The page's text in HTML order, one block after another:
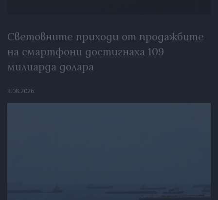
Световните приходи от продажбите
на смартфони достигнаха 109
милиарда долара
3.08.2026